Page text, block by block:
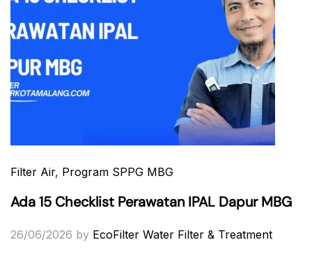
Filter Air, Program SPPG MBG
Ada 15 Checklist Perawatan IPAL Dapur MBG
26/06/2026 by EcoFilter Water Filter & Treatment